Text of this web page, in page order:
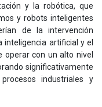
y la robótica, que
y robots inteligentes
de la intervención
inteligencia artificial y el
operar con un alto nivel
significativamente
industriales y